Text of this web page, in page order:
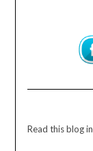
Read this blog